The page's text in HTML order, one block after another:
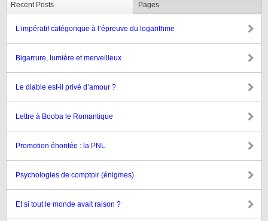
Recent Posts Pages
L’impératif catégorique à l’épreuve du logarithme
Bigarrure, lumière et merveilleux
Le diable est-il privé d’amour ?
Lettre à Booba le Romantique
Promotion éhontée : la PNL
Psychologies de comptoir (énigmes)
Et si tout le monde avait raison ?